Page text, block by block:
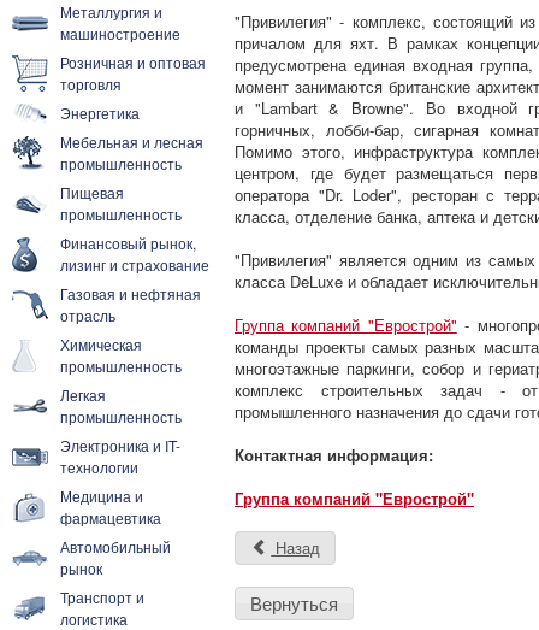
Металлургия и
машиностроение
Розничная и оптовая
торговля
Энергетика
Мебельная и лесная
промышленность
Пищевая
промышленность
Финансовый рынок,
лизинг и страхование
Газовая и нефтяная
отрасль
Химическая
промышленность
Легкая
промышленность
Электроника и IT-
технологии
Медицина и
фармацевтика
Автомобильный
рынок
Транспорт и
логистика
"Привилегия" - комплекс, состоящий
причалом для яхт. В рамках
предусмотрена единая входная
момент занимаются британские
и "Lambart & Browne". Во входной
горничных, лобби-бар, сигарная
Помимо этого, инфраструктура
центром, где будет размещаться
оператора "Dr. Loder", ресторан с
класса, отделение банка, аптека и
"Привилегия" является одним из
класса DeLuxe и обладает
Группа компаний "Еврострой" -
команды проекты самых разных
многоэтажные паркинги, собор и
комплекс строительных задач -
промышленного назначения до сдачи
Контактная информация:
Группа компаний "Еврострой"
Назад
Вернуться